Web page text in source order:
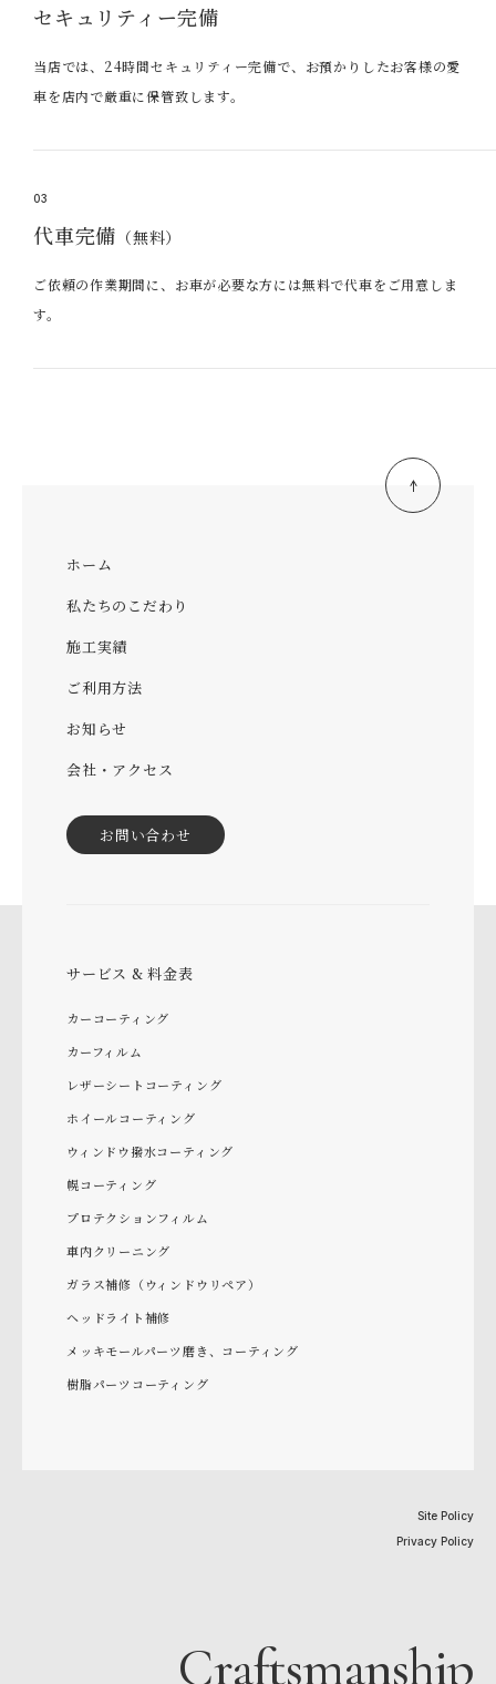
セキュリティー完備
当店では、24時間セキュリティー完備で、お預かりしたお客様の愛
車を店内で厳重に保管致します。
03
代車完備 （無料）
ご依頼の作業期間に、お車が必要な方には無料で代車をご用意しま
す。
ホーム
私たちのこだわり
施工実績
ご利用方法
お知らせ
会社・アクセス
お問い合わせ
サービス & 料金表
カーコーティング
カーフィルム
レザーシートコーティング
ホイールコーティング
ウィンドウ撥水コーティング
幌コーティング
プロテクションフィルム
車内クリーニング
ガラス補修（ウィンドウリペア）
ヘッドライト補修
メッキモールパーツ磨き、コーティング
樹脂パーツコーティング
Site Policy
Privacy Policy
Craftsmanship